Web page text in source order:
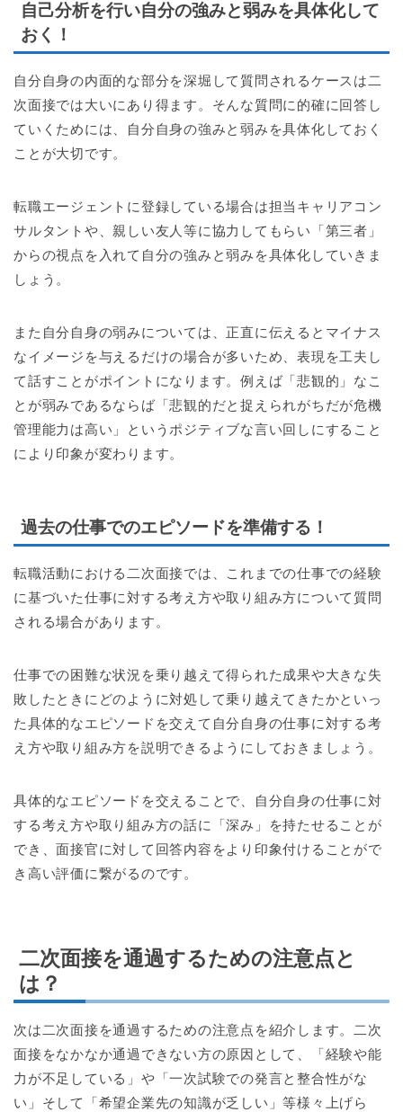
自己分析を行い自分の強みと弱みを具体化して
おく！
自分自身の内面的な部分を深堀して質問されるケースは二
次面接では大いにあり得ます。そんな質問に的確に回答し
ていくためには、自分自身の強みと弱みを具体化しておく
ことが大切です。
転職エージェントに登録している場合は担当キャリアコン
サルタントや、親しい友人等に協力してもらい「第三者」
からの視点を入れて自分の強みと弱みを具体化していきま
しょう。
また自分自身の弱みについては、正直に伝えるとマイナス
なイメージを与えるだけの場合が多いため、表現を工夫し
て話すことがポイントになります。例えば「悲観的」なこ
とが弱みであるならば「悲観的だと捉えられがちだが危機
管理能力は高い」というポジティブな言い回しにすること
により印象が変わります。
過去の仕事でのエピソードを準備する！
転職活動における二次面接では、これまでの仕事での経験
に基づいた仕事に対する考え方や取り組み方について質問
される場合があります。
仕事での困難な状況を乗り越えて得られた成果や大きな失
敗したときにどのように対処して乗り越えてきたかといっ
た具体的なエピソードを交えて自分自身の仕事に対する考
え方や取り組み方を説明できるようにしておきましょう。
具体的なエピソードを交えることで、自分自身の仕事に対
する考え方や取り組み方の話に「深み」を持たせることが
でき、面接官に対して回答内容をより印象付けることがで
き高い評価に繋がるのです。
二次面接を通過するための注意点と
は？
次は二次面接を通過するための注意点を紹介します。二次
面接をなかなか通過できない方の原因として、「経験や能
力が不足している」や「一次試験での発言と整合性がな
い」そして「希望企業先の知識が乏しい」等様々上げら